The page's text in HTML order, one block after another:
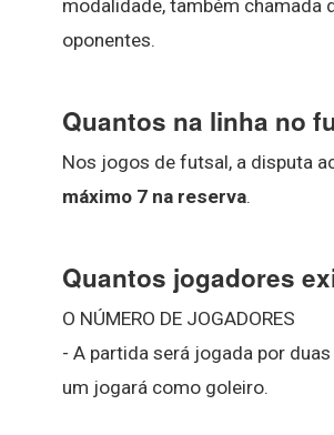
modalidade, também chamada
oponentes.
Quantos na linha no
Nos jogos de futsal, a disputa
máximo 7 na reserva.
Quantos jogadores
O NÚMERO DE JOGADORES
- A partida será jogada por
um jogará como goleiro.